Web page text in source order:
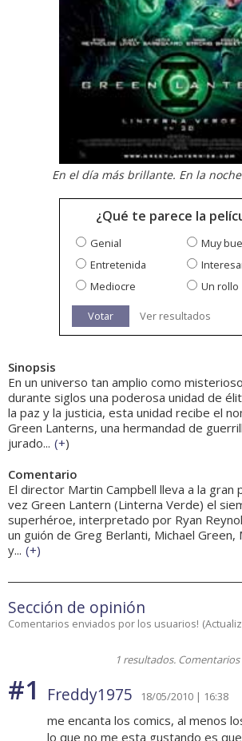
En el día más brillante. En la
¿Qué te parece la
Genial
Muy
Entretenida
Mediocre
Un rollo
Votar Ver resultados
Sinopsis
En un universo tan amplio como
durante siglos una poderosa unidad de
la paz y la justicia, esta unidad recibe el
Green Lanterns, una hermandad de
jurado... (+)
Comentario
El director Martin Campbell lleva a la gran
vez Green Lantern (Linterna Verde) el
superhéroe, interpretado por Ryan
un guión de Greg Berlanti, Michael Green,
y... (+)
Sección de opinión
Comentarios enviados por los usuarios! (
1 resultados. Comentarios
#1 Freddy1975 18/05/2010 | 16:38
me encanta los comics, al menos
lo que no me esta gustando es